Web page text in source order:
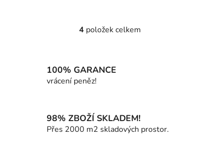
O
á
d
p
r
4 položek celkem
100% GARANCE
vrácení peněz!
98% ZBOŽÍ SKLADEM!
Přes 2000 m2 skladových prostor.